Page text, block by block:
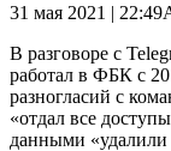
31 мая 2021 | 22:49
В разговоре с
работал в ФБК с
разногласий с
«отдал все
данными «удалили